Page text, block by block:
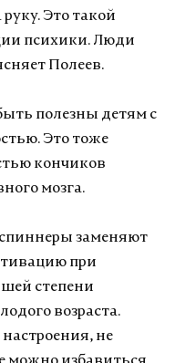
Это такой
психики. Люди
Полеев.
полезны детям с
Это тоже
кончиков
мозга.
заменяют
при
степени
возраста.
не